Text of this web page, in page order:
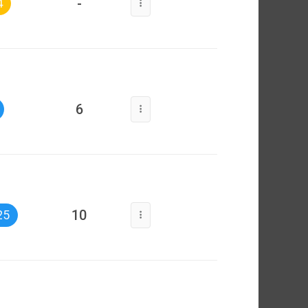
-
6
10